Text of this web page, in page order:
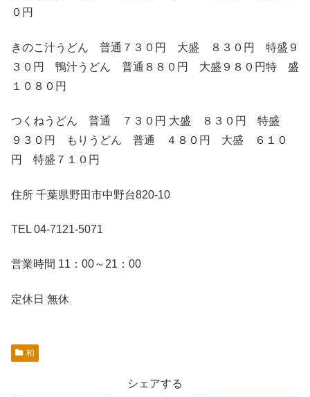
０円
きのこ汁うどん 普通７３０円 大盛 ８３０円 特盛９
３０円 鴨汁うどん 普通８８０円 大盛９８０円特 盛
１０８０円
つくねうどん 普通 ７３０円 大盛 ８３０円 特盛
９３０円 もりうどん 普通 ４８０円 大盛 ６１０
円 特盛７１０円
住所 千葉県野田市中野台820-10
TEL 04-7121-5071
営業時間 11：00～21：00
定休日 無休
柏
シェアする